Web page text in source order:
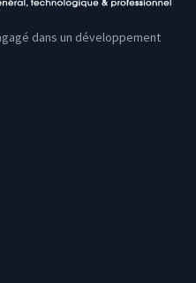
dans un développement